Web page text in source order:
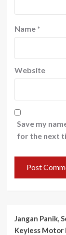
Name *
Website
Save my
for the next
Jangan Panik,
Keyless Motor